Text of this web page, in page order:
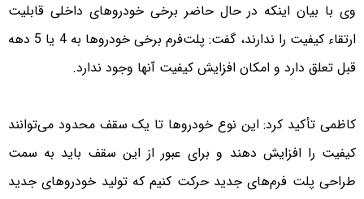
وی با بیان اینکه در حال حاضر برخی خودروهای داخلی قابلیت
ارتقاء کیفیت را ندارند، گفت: پلت‌فرم برخی خودروها به 4 یا 5 دهه
قبل تعلق دارد و امکان افزایش کیفیت آنها وجود ندارد.
کاظمی تأکید کرد: این نوع خودروها تا یک سقف محدود می‌توانند
کیفیت را افزایش دهند و برای عبور از این سقف باید به سمت
طراحی پلت فرم‌های جدید حرکت کنیم که تولید خودروهای جدید